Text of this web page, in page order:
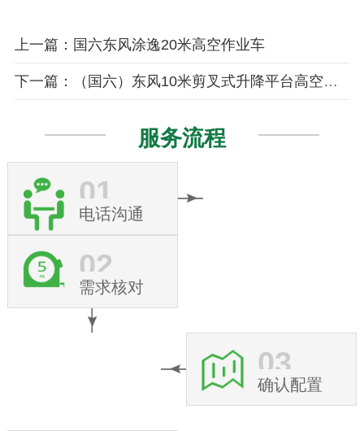
上一篇：国六东风涂逸20米高空作业车
下一篇：（国六）东风10米剪叉式升降平台高空作业车
服务流程
01
电话沟通
02
需求核对
03
确认配置